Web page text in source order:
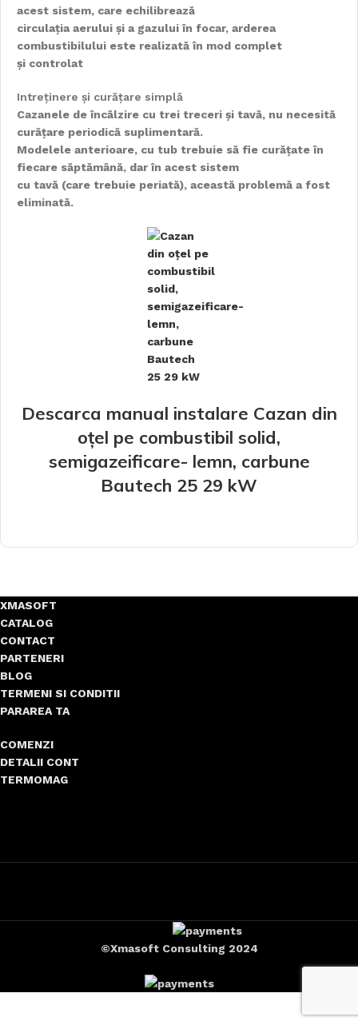
acest sistem, care echilibrează
circulația aerului și a gazului în focar, arderea
combustibilului este realizată în mod complet
și controlat
Intreținere și curățare simplă
Cazanele de încălzire cu trei treceri și tavă, nu necesită
curățare periodică suplimentară.
Modelele anterioare, cu tub trebuie să fie curățate în
fiecare săptămână, dar în acest sistem
cu tavă (care trebuie periată), această problemă a fost
eliminată.
Descarca manual instalare Cazan din
oțel pe combustibil solid,
semigazeificare- lemn, carbune
Bautech 25 29 kW
XMASOFT
CATALOG
CONTACT
PARTENERI
BLOG
TERMENI SI CONDITII
PARAREA TA
COMENZI
DETALII CONT
TERMOMAG
©Xmasoft Consulting 2024